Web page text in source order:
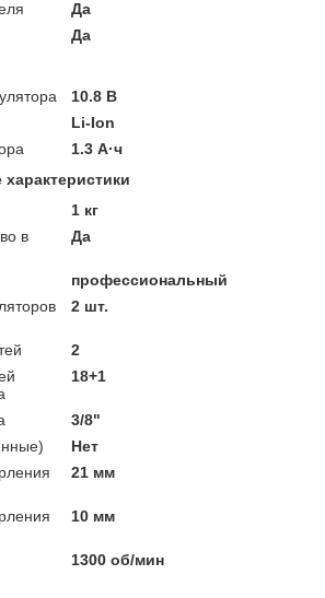
Да
Да
10.8 В
Li-Ion
1.3 А·ч
1 кг
в
Да
профессиональный
2 шт.
2
18+1
3/8"
Нет
21 мм
10 мм
1300 об/мин